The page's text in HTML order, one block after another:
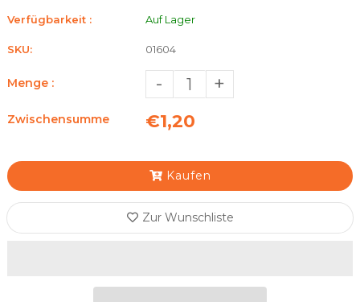
Verfügbarkeit : Auf Lager
SKU: 01604
Menge : - +
Zwischensumme €1,20
Kaufen
Zur Wunschliste